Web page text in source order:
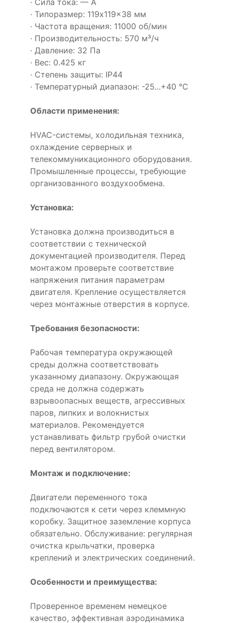
· Сила тока: — А
· Типоразмер: 119x119x38 мм
· Частота вращения: 11000 об/мин
· Производительность: 570 м³/ч
· Давление: 32 Па
· Вес: 0.425 кг
· Степень защиты: IP44
· Температурный диапазон: -25...+40 °C
Области применения:
HVAC-системы, холодильная техника,
охлаждение серверных и
телекоммуникационного оборудования.
Промышленные процессы, требующие
организованного воздухообмена.
Установка:
Установка должна производиться в
соответствии с технической
документацией производителя. Перед
монтажом проверьте соответствие
напряжения питания параметрам
двигателя. Крепление осуществляется
через монтажные отверстия в корпусе.
Требования безопасности:
Рабочая температура окружающей
среды должна соответствовать
указанному диапазону. Окружающая
среда не должна содержать
взрывоопасных веществ, агрессивных
паров, липких и волокнистых
материалов. Рекомендуется
устанавливать фильтр грубой очистки
перед вентилятором.
Монтаж и подключение:
Двигатели переменного тока
подключаются к сети через клеммную
коробку. Защитное заземление корпуса
обязательно. Обслуживание: регулярная
очистка крыльчатки, проверка
креплений и электрических соединений.
Особенности и преимущества:
Проверенное временем немецкое
качество, эффективная аэродинамика